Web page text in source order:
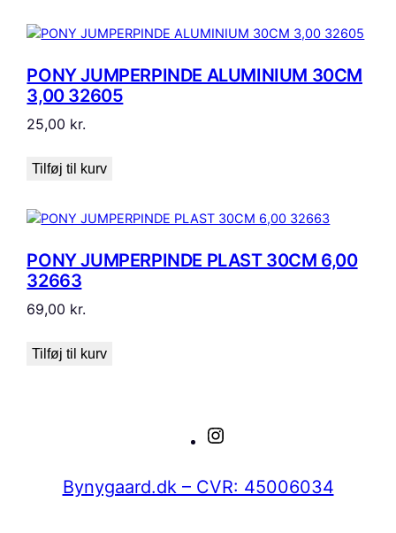
PONY JUMPERPINDE ALUMINIUM 30CM
3,00 32605
25,00 kr.
Tilføj til kurv
PONY JUMPERPINDE PLAST 30CM 6,00
32663
69,00 kr.
Tilføj til kurv
Bynygaard.dk – CVR: 45006034